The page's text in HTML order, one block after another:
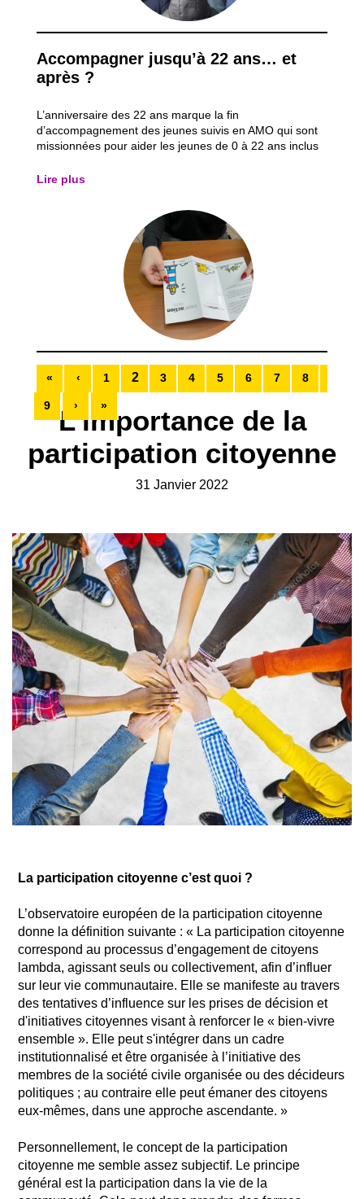
L’importance de la
participation citoyenne
31 Janvier 2022
La participation citoyenne c’est quoi ?
L’observatoire européen de la participation citoyenne
donne la définition suivante : « La participation citoyenne
correspond au processus d’engagement de citoyens
lambda, agissant seuls ou collectivement, afin d’influer
sur leur vie communautaire. Elle se manifeste au travers
des tentatives d’influence sur les prises de décision et
d'initiatives citoyennes visant à renforcer le « bien-vivre
ensemble ». Elle peut s'intégrer dans un cadre
institutionnalisé et être organisée à l’initiative des
membres de la société civile organisée ou des décideurs
politiques ; au contraire elle peut émaner des citoyens
eux-mêmes, dans une approche ascendante. »
Personnellement, le concept de la participation
citoyenne me semble assez subjectif. Le principe
général est la participation dans la vie de la
Accompagner jusqu’à 22 ans… et
après ?
L’anniversaire des 22 ans marque la fin
d’accompagnement des jeunes suivis en AMO qui sont
missionnées pour aider les jeunes de 0 à 22 ans inclus
véritable injonction, puisque les jeunes sont contraints
Lire plus
« ‹ 1 2 3 4 5 6 7 8
9 › »